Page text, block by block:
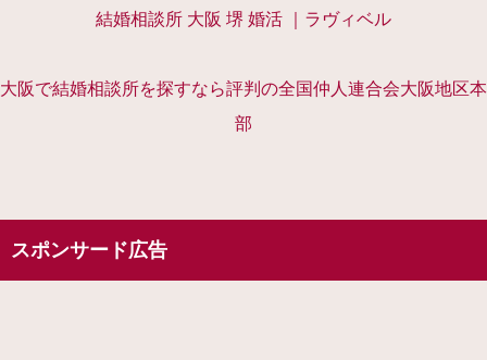
結婚相談所 大阪 堺 婚活 ｜ラヴィベル
大阪で結婚相談所を探すなら評判の全国仲人連合会大阪地区本
部
スポンサード広告